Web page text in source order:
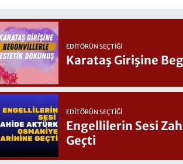
EDITÖRÜN SEÇTIĞI
Karataş Girişine
EDITÖRÜN SEÇTIĞI
Engellilerin Sesi
Geçti